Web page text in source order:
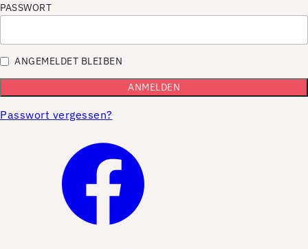
PASSWORT
ANGEMELDET BLEIBEN
Passwort vergessen?